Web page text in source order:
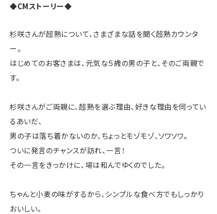
◆CMストーリー◆
杉咲さんが超熟について、さまざまな話を聞く超熟カウンタ
ー。
はじめてのお客さまは、元気な５歳の男の子と、そのご両親で
す。
杉咲さんがご両親に、超熟を選ぶ理由、好きな理由を伺ってい
るあいだ、
男の子は落ち着かないのか、ちょっとモゾモゾ、ソワソワ。
ついに発言のチャンスが訪れ、一言！
その一言をきっかけに、場は和んでゆくのでした。
ちゃんと小麦の味がするから、シンプルな食べ方でもしっかり
おいしい。